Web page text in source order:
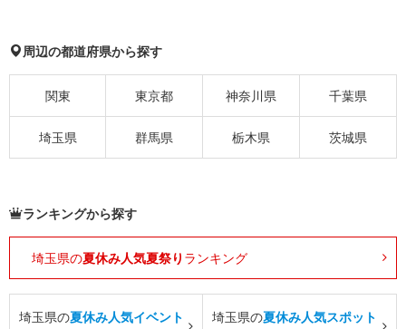
周辺の都道府県から探す
関東 東京都 神奈川県 千葉県
埼玉県 群馬県 栃木県 茨城県
ランキングから探す
埼玉県の夏休み人気夏祭り ランキング
埼玉県の夏休み人気イベント
埼玉県の夏休み人気スポット